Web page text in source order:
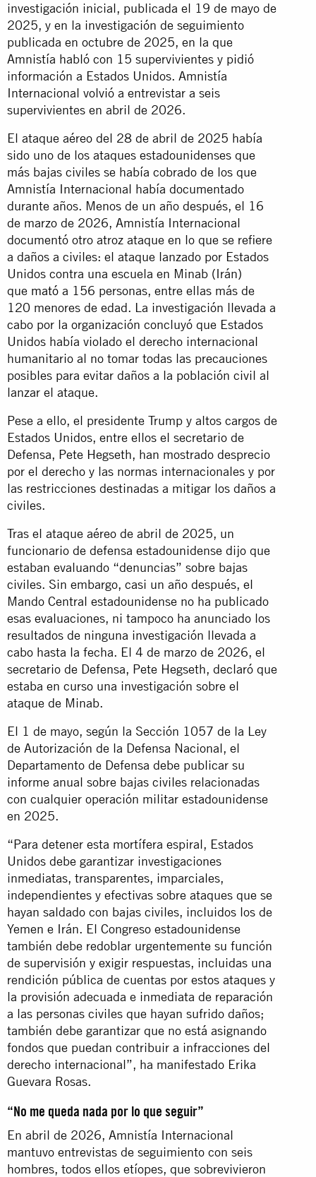
investigación inicial, publicada el 19 de mayo de
2025, y en la investigación de seguimiento
publicada en octubre de 2025, en la que
Amnistía habló con 15 supervivientes y pidió
información a Estados Unidos. Amnistía
Internacional volvió a entrevistar a seis
supervivientes en abril de 2026.
El ataque aéreo del 28 de abril de 2025 había
sido uno de los ataques estadounidenses que
más bajas civiles se había cobrado de los que
Amnistía Internacional había documentado
durante años. Menos de un año después, el 16
de marzo de 2026, Amnistía Internacional
documentó otro atroz ataque en lo que se refiere
a daños a civiles: el ataque lanzado por Estados
Unidos contra una escuela en Minab (Irán)
que mató a 156 personas, entre ellas más de
120 menores de edad. La investigación llevada a
cabo por la organización concluyó que Estados
Unidos había violado el derecho internacional
humanitario al no tomar todas las precauciones
posibles para evitar daños a la población civil al
lanzar el ataque.
Pese a ello, el presidente Trump y altos cargos de
Estados Unidos, entre ellos el secretario de
Defensa, Pete Hegseth, han mostrado desprecio
por el derecho y las normas internacionales y por
las restricciones destinadas a mitigar los daños a
civiles.
Tras el ataque aéreo de abril de 2025, un
funcionario de defensa estadounidense dijo que
estaban evaluando “denuncias” sobre bajas
civiles. Sin embargo, casi un año después, el
Mando Central estadounidense no ha publicado
esas evaluaciones, ni tampoco ha anunciado los
resultados de ninguna investigación llevada a
cabo hasta la fecha. El 4 de marzo de 2026, el
secretario de Defensa, Pete Hegseth, declaró que
estaba en curso una investigación sobre el
ataque de Minab.
El 1 de mayo, según la Sección 1057 de la Ley
de Autorización de la Defensa Nacional, el
Departamento de Defensa debe publicar su
informe anual sobre bajas civiles relacionadas
con cualquier operación militar estadounidense
en 2025.
“Para detener esta mortífera espiral, Estados
Unidos debe garantizar investigaciones
inmediatas, transparentes, imparciales,
independientes y efectivas sobre ataques que se
hayan saldado con bajas civiles, incluidos los de
Yemen e Irán. El Congreso estadounidense
también debe redoblar urgentemente su función
de supervisión y exigir respuestas, incluidas una
rendición pública de cuentas por estos ataques y
la provisión adecuada e inmediata de reparación
a las personas civiles que hayan sufrido daños;
también debe garantizar que no está asignando
fondos que puedan contribuir a infracciones del
derecho internacional”, ha manifestado Erika
Guevara Rosas.
“No me queda nada por lo que seguir”
En abril de 2026, Amnistía Internacional
mantuvo entrevistas de seguimiento con seis
hombres, todos ellos etíopes, que sobrevivieron